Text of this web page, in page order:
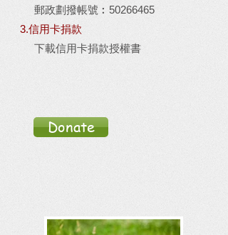
郵政劃撥帳號︰50266465
3.信用卡捐款
下載信用卡捐款授權書
Donate